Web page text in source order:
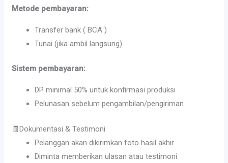
Metode pembayaran:
Transfer bank ( BCA )
Tunai (jika ambil langsung)
Sistem pembayaran:
DP minimal 50% untuk konfirmasi produksi
Pelunasan sebelum pengambilan/pengiriman
🧾Dokumentasi & Testimoni
Pelanggan akan dikirimkan foto hasil akhir
Diminta memberikan ulasan atau testimoni